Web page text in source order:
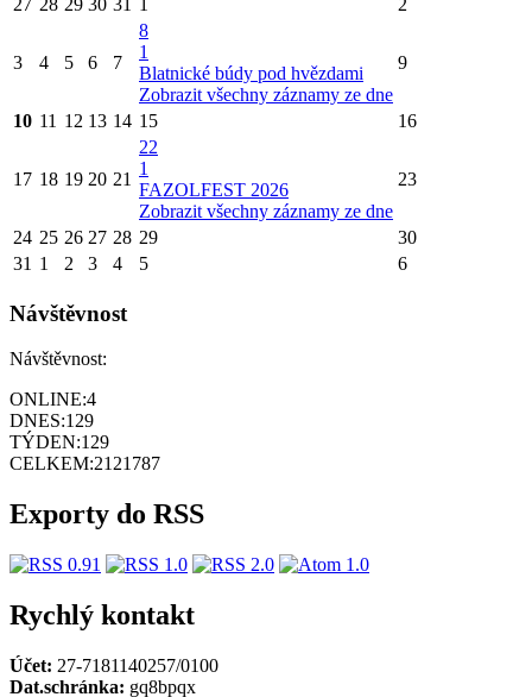
27 28 29 30 31 1 2
3 4 5 6 7
8
1
Blatnické búdy pod hvězdami
Zobrazit všechny záznamy ze dne
9
10 11 12 13 14 15 16
17 18 19 20 21
22
1
FAZOLFEST 2026
Zobrazit všechny záznamy ze dne
23
24 25 26 27 28 29
30
31 1 2 3 4 5 6
Návštěvnost
Návštěvnost:
ONLINE:4
DNES:129
TÝDEN:129
CELKEM:2121787
Exporty do RSS
Rychlý kontakt
Účet: 27-7181140257/0100
Dat.schránka: gq8bpqx